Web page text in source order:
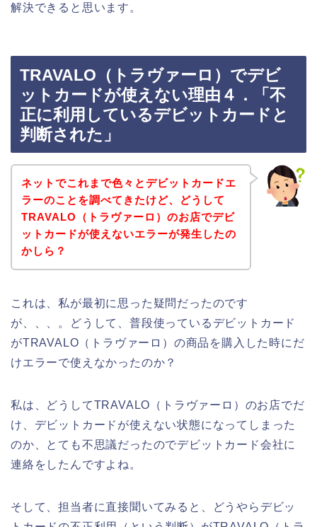
解決できると思います。
TRAVALO（トラヴァーロ）でデビ
ットカードが使えない理由４．「不
正に利用しているデビットカードと
判断された」
ネットでこれまで色々とデビットカードエ
ラーのことを調べてきたけど、どうして
TRAVALO（トラヴァーロ）のお店でデビ
ットカードが使えないエラーが発生したの
かしら？
これは、私が最初に思った疑問だったのです
が、、、。どうして、普段使っているデビットカード
がTRAVALO（トラヴァーロ）の商品を購入した時にだ
けエラーで使えなかったのか？
私は、どうしてTRAVALO（トラヴァーロ）のお店でだ
け、デビットカードが使えない状態になってしまった
のか、とても不思議だったのでデビットカード会社に
連絡をしたんですよね。
そして、担当者に直接聞いてみると、どうやらデビッ